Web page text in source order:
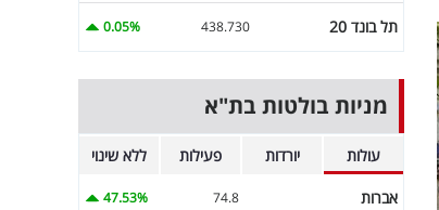
תל בונד 20 438.730
0.05%
מניות בולטות בת"א
עולות יורדות פעילות ללא שינוי
אברות 74.8
47.53%